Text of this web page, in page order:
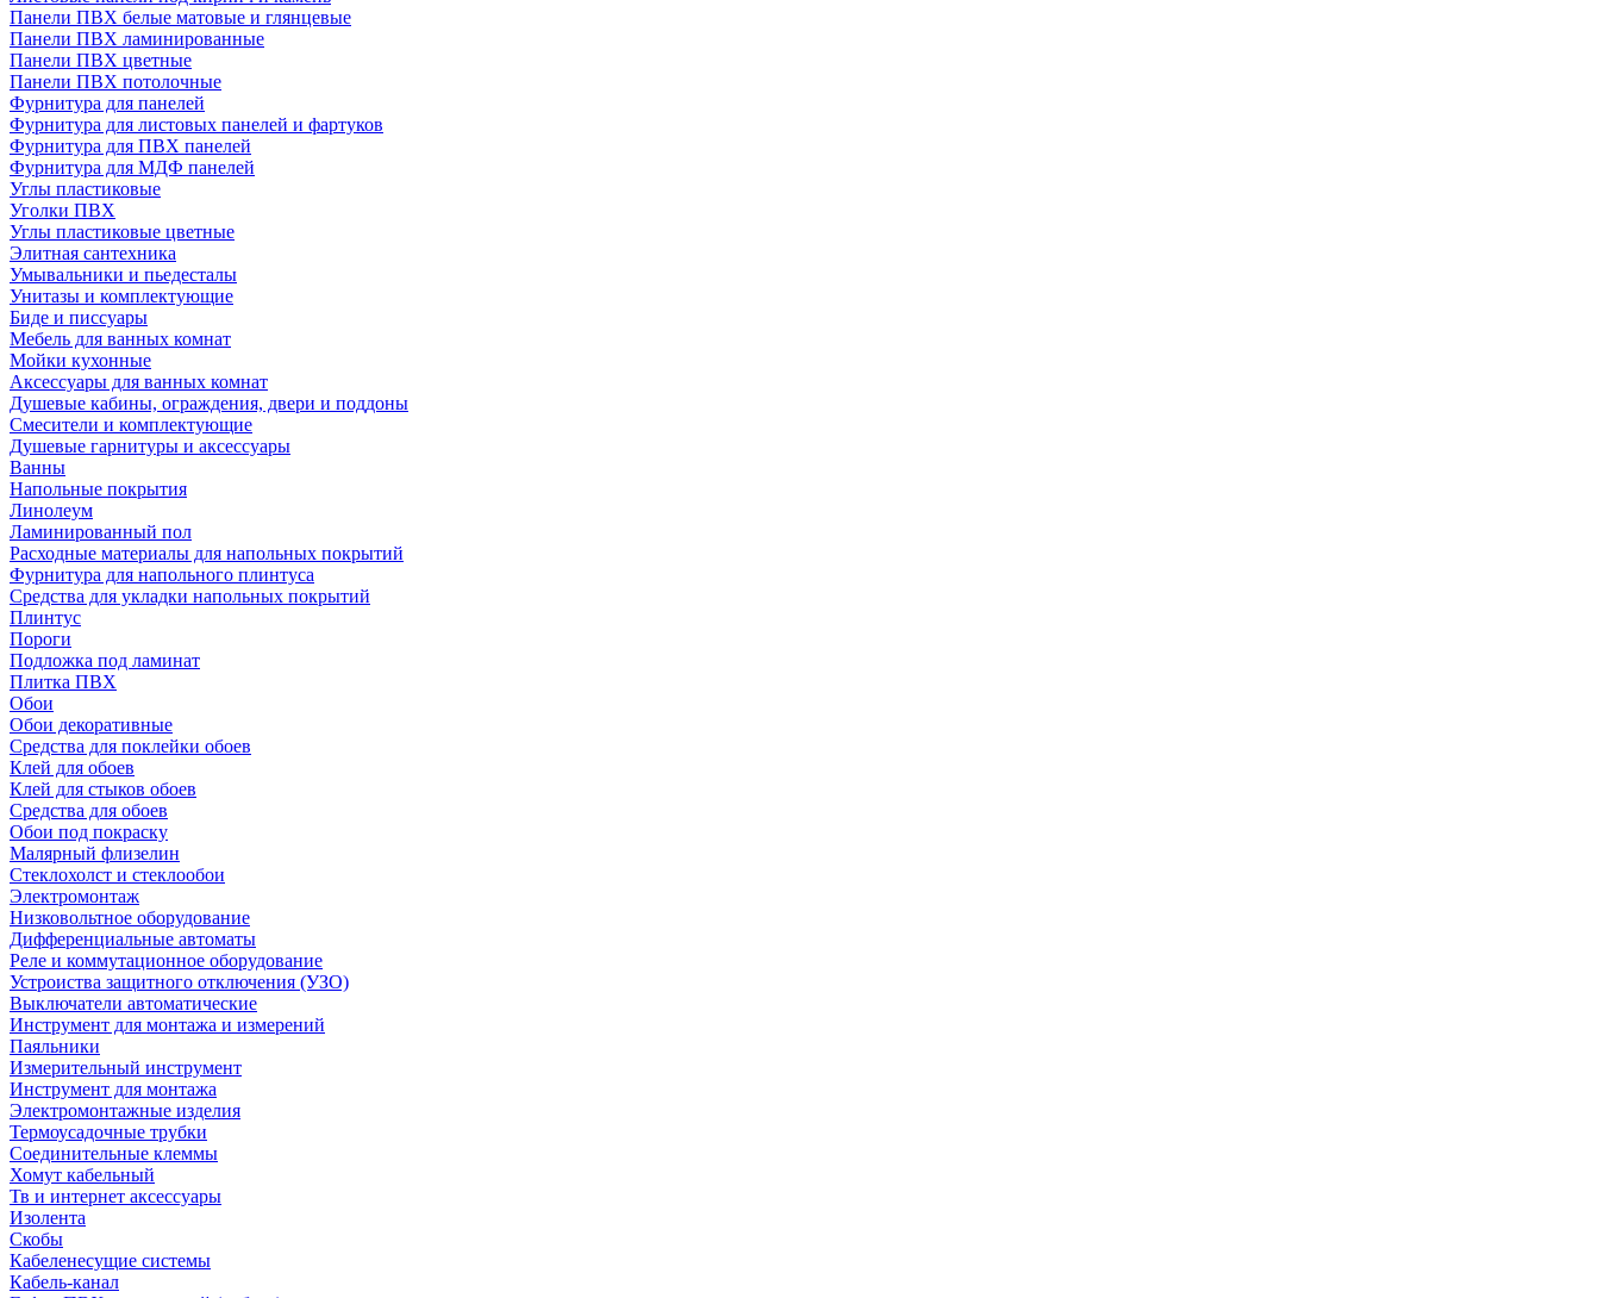
Панели ПВХ белые матовые и глянцевые
Панели ПВХ ламинированные
Панели ПВХ цветные
Панели ПВХ потолочные
Фурнитура для панелей
Фурнитура для листовых панелей и фартуков
Фурнитура для ПВХ панелей
Фурнитура для МДФ панелей
Углы пластиковые
Уголки ПВХ
Углы пластиковые цветные
Элитная сантехника
Умывальники и пьедесталы
Унитазы и комплектующие
Биде и писсуары
Мебель для ванных комнат
Мойки кухонные
Аксессуары для ванных комнат
Душевые кабины, ограждения, двери и поддоны
Смесители и комплектующие
Душевые гарнитуры и аксессуары
Ванны
Напольные покрытия
Линолеум
Ламинированный пол
Расходные материалы для напольных покрытий
Фурнитура для напольного плинтуса
Средства для укладки напольных покрытий
Плинтус
Пороги
Подложка под ламинат
Плитка ПВХ
Обои
Обои декоративные
Средства для поклейки обоев
Клей для обоев
Клей для стыков обоев
Средства для обоев
Обои под покраску
Малярный флизелин
Стеклохолст и стеклообои
Электромонтаж
Низковольтное оборудование
Дифференциальные автоматы
Реле и коммутационное оборудование
Устроиства защитного отключения (УЗО)
Выключатели автоматические
Инструмент для монтажа и измерений
Паяльники
Измерительный инструмент
Инструмент для монтажа
Электромонтажные изделия
Термоусадочные трубки
Соединительные клеммы
Хомут кабельный
Тв и интернет аксессуары
Изолента
Скобы
Кабеленесущие системы
Кабель-канал